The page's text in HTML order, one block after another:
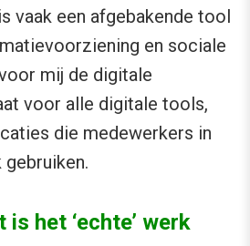
vaak een afgebakende tool
en sociale
mij de digitale
voor alle digitale tools,
die medewerkers in
gebruiken.
het ‘echte’ werk